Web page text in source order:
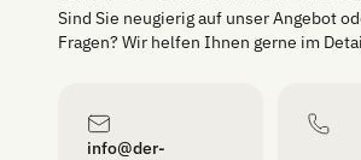
Sind Sie neugierig auf unser Angebot
Fragen? Wir helfen Ihnen gerne im
info@der-